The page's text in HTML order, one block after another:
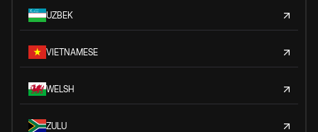
UZBEK
VIETNAMESE
WELSH
ZULU